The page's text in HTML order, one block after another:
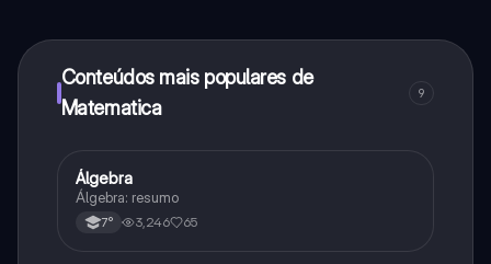
Conteúdos mais populares de
Matematica
9
Matematica
Álgebra
Álgebra: resumo
7° 3,246 65